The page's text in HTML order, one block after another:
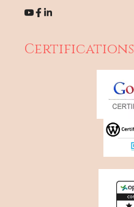
Certifications